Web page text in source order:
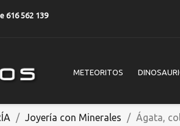
616 562 139
METEORITOS
Joyería con Minerales Ágata,